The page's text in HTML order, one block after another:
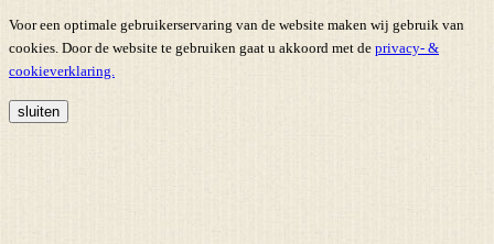
Voor een optimale gebruikerservaring van de website maken wij gebruik van
cookies. Door de website te gebruiken gaat u akkoord met de privacy- &
cookieverklaring.
sluiten